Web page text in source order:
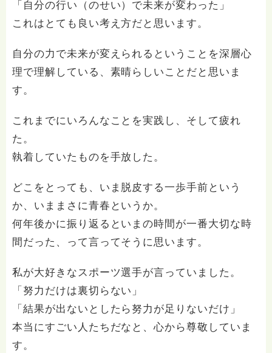
「自分の行い（のせい）で未来が変わった」
これはとても良い考え方だと思います。
自分の力で未来が変えられるということを深層心
理で理解している、素晴らしいことだと思いま
す。
これまでにいろんなことを実践し、そして疲れ
た。
執着していたものを手放した。
どこをとっても、いま脱皮する一歩手前という
か、いままさに青春というか。
何年後かに振り返るといまの時間が一番大切な時
間だった、って言ってそうに思います。
私が大好きなスポーツ選手が言っていました。
「努力だけは裏切らない」
「結果が出ないとしたら努力が足りないだけ」
本当にすごい人たちだなと、心から尊敬していま
す。